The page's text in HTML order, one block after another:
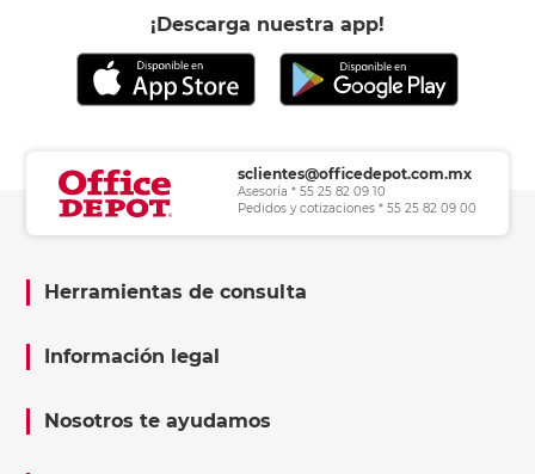
¡Descarga nuestra app!
sclientes@officedepot.com.mx
Asesoría * 55 25 82 09 10
Pedidos y cotizaciones * 55 25 82 09 00
Herramientas de consulta
Información legal
Nosotros te ayudamos